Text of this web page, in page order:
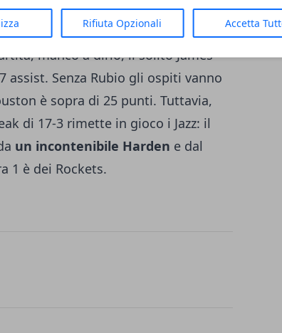
Rifiuta Opzionali Accetta
dei tifosi locali. Indiana saluta, ma
e Utah va ai texani.I Rockets
manco a dirlo, il solito James
assist. Senza Rubio gli ospiti vanno
è sopra di 25 punti. Tuttavia,
di 17-3 rimette in gioco i Jazz: il
un incontenibile Harden e dal
1 è dei Rockets.